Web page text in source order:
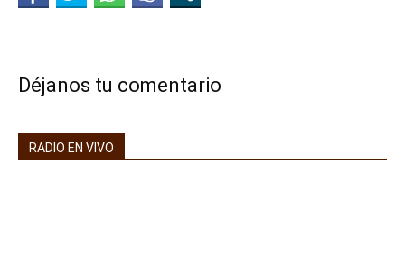
Déjanos tu comentario
RADIO EN VIVO